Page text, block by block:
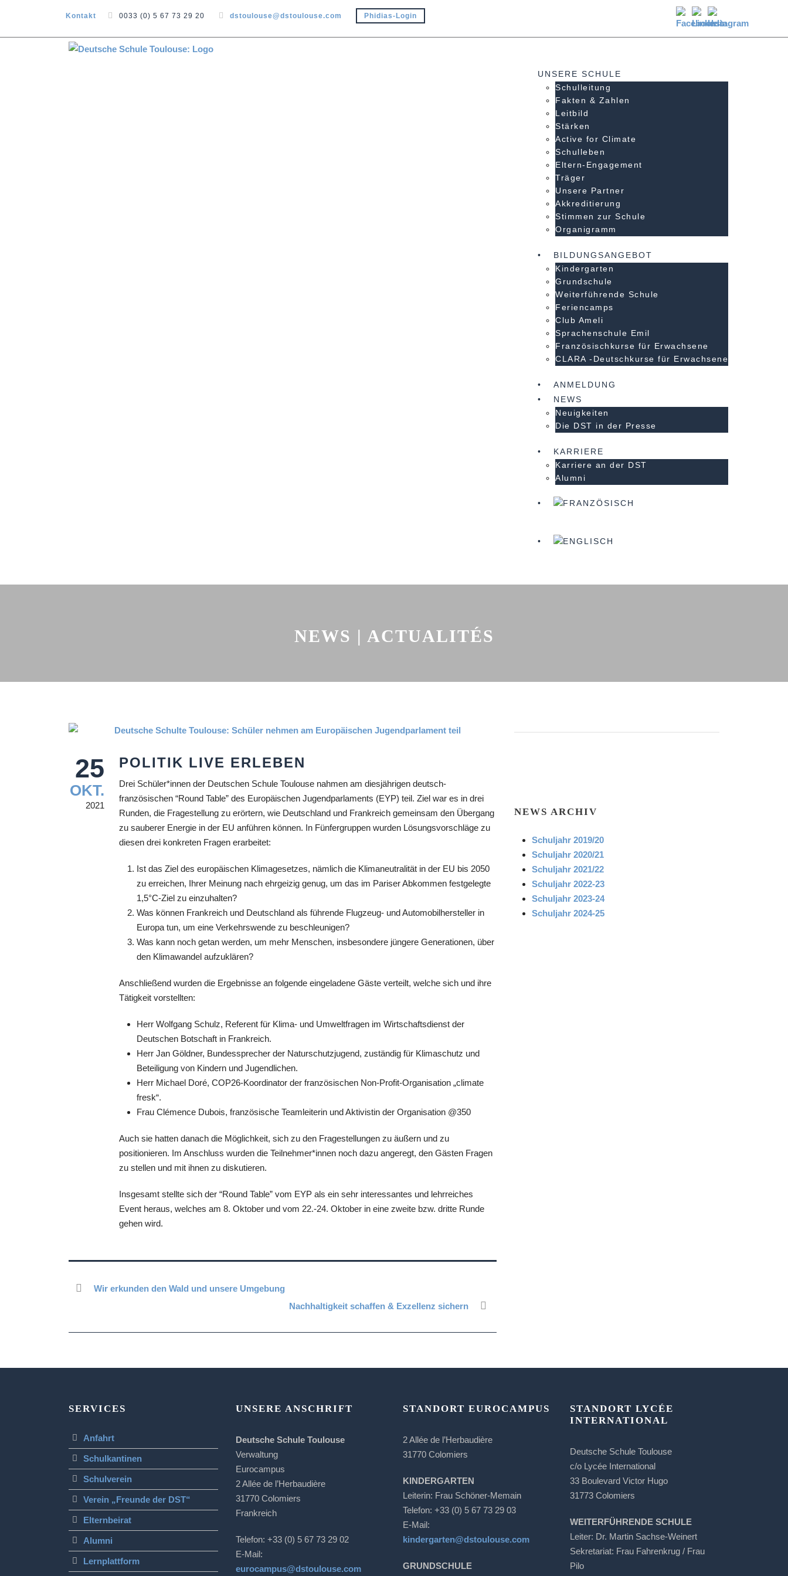
Kontakt 0033 (0) 5 67 73 29 20 dstoulouse@dstoulouse.com Phidias-Login
UNSERE SCHULE
Schulleitung
Fakten & Zahlen
Leitbild
Stärken
Active for Climate
Schulleben
Eltern-Engagement
Träger
Unsere Partner
Akkre­di­tier­ung
Stimmen zur Schule
Organigramm
BILDUNGSANGEBOT
Kindergarten
Grundschule
Weiterführende Schule
Feriencamps
Club Ameli
Sprachenschule Emil
Französischkurse für Erwachsene
CLARA -Deutschkurse für Erwachsene
ANMELDUNG
NEWS
Neuigkeiten
Die DST in der Presse
KARRIERE
Karriere an der DST
Alumni
NEWS | ACTUALITÉS
25
OKT.
2021
POLITIK LIVE ERLEBEN
Drei Schüler*innen der Deutschen Schule Toulouse nahmen am diesjährigen deutsch-
französischen “Round Table” des Europäischen Jugendparlaments (EYP) teil. Ziel war es in drei
Runden, die Fragestellung zu erörtern, wie Deutschland und Frankreich gemeinsam den Übergang
zu sauberer Energie in der EU anführen können. In Fünfergruppen wurden Lösungsvorschläge zu
diesen drei konkreten Fragen erarbeitet:
Ist das Ziel des europäischen Klimagesetzes, nämlich die Klimaneutralität in der EU bis 2050
zu erreichen, Ihrer Meinung nach ehrgeizig genug, um das im Pariser Abkommen festgelegte
1,5°C-Ziel zu einzuhalten?
Was können Frankreich und Deutschland als führende Flugzeug- und Automobilhersteller in
Europa tun, um eine Verkehrswende zu beschleunigen?
Was kann noch getan werden, um mehr Menschen, insbesondere jüngere Generationen, über
den Klimawandel aufzuklären?
Anschließend wurden die Ergebnisse an folgende eingeladene Gäste verteilt, welche sich und ihre
Tätigkeit vorstellten:
Herr Wolfgang Schulz, Referent für Klima- und Umweltfragen im Wirtschaftsdienst der
Deutschen Botschaft in Frankreich.
Herr Jan Göldner, Bundessprecher der Naturschutzjugend, zuständig für Klimaschutz und
Beteiligung von Kindern und Jugendlichen.
Herr Michael Doré, COP26-Koordinator der französischen Non-Profit-Organisation „climate
fresk“.
Frau Clémence Dubois, französische Teamleiterin und Aktivistin der Organisation @350
Auch sie hatten danach die Möglichkeit, sich zu den Fragestellungen zu äußern und zu
positionieren. Im Anschluss wurden die Teilnehmer*innen noch dazu angeregt, den Gästen Fragen
zu stellen und mit ihnen zu diskutieren.
Insgesamt stellte sich der “Round Table” vom EYP als ein sehr interessantes und lehrreiches
Event heraus, welches am 8. Oktober und vom 22.-24. Oktober in eine zweite bzw. dritte Runde
gehen wird.
Wir erkunden den Wald und unsere Umgebung
Nachhaltigkeit schaffen & Exzellenz sichern
NEWS ARCHIV
Schuljahr 2019/20
Schuljahr 2020/21
Schuljahr 2021/22
Schuljahr 2022-23
Schuljahr 2023-24
Schuljahr 2024-25
SERVICES
Anfahrt
Schulkantinen
Schulverein
Verein „Freunde der DST“
Elternbeirat
Alumni
Lernplattform
UNSERE ANSCHRIFT
Deutsche Schule Toulouse
Verwaltung
Eurocampus
2 Allée de l’Herbaudière
31770 Colomiers
Frankreich
Telefon: +33 (0) 5 67 73 29 02
E-Mail:
eurocampus@dstoulouse.com
STANDORT EUROCAMPUS
2 Allée de l’Herbaudière
31770 Colomiers
KINDERGARTEN
Leiterin: Frau Schöner-Memain
Telefon: +33 (0) 5 67 73 29 03
E-Mail:
kindergarten@dstoulouse.com
GRUNDSCHULE
STANDORT LYCÉE
INTERNATIONAL
Deutsche Schule Toulouse
c/o Lycée International
33 Boulevard Victor Hugo
31773 Colomiers
WEITERFÜHRENDE SCHULE
Leiter: Dr. Martin Sachse-Weinert
Sekretariat: Frau Fahrenkrug / Frau
Pilo